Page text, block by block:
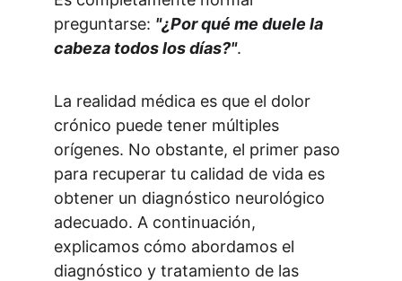
preguntarse: "¿Por qué me duele la
cabeza todos los días?".
La realidad médica es que el dolor
crónico puede tener múltiples
orígenes. No obstante, el primer paso
para recuperar tu calidad de vida es
obtener un diagnóstico neurológico
adecuado. A continuación,
explicamos cómo abordamos el
diagnóstico y tratamiento de las